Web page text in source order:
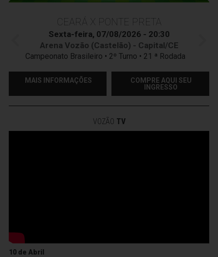
CEARÁ X PONTE PRETA
Sexta-feira, 07/08/2026 - 20:30
Arena Vozão (Castelão) - Capital/CE
Campeonato Brasileiro • 2º Turno • 21 ª Rodada
MAIS INFORMAÇÕES
COMPRE AQUI SEU
INGRESSO
VOZÃO TV
10 de Abril